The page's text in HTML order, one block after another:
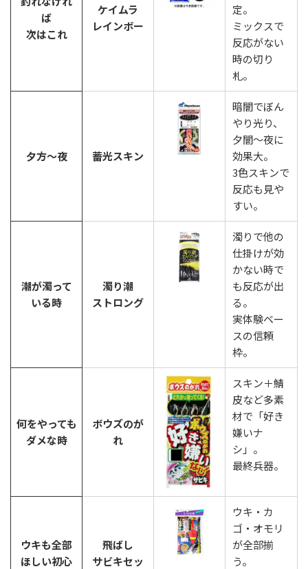
ば
次はこれ
ケイムラ
レインボー
定。
ミックスで
反応がない
時の切り
札。
夕方〜夜 蓄光スキン
暗闇でぼん
やり光り、
夕闇〜夜に
効果大。
3色スキンで
反応も見や
すい。
潮が濁って
いる時
濁り潮
ストロング
濁りで他の
仕掛けが効
かない時で
も反応が出
る。
実体験ベー
スの信頼
枠。
何をやっても
ダメな時
ボウズのが
れ
スキン＋鯖
皮など多素
材で「好き
嫌いナ
シ」。
最終兵器。
ウキも全部
ほしい初心
飛ばし
サビキセッ
ウキ・カ
ゴ・オモリ
が全部揃
う。